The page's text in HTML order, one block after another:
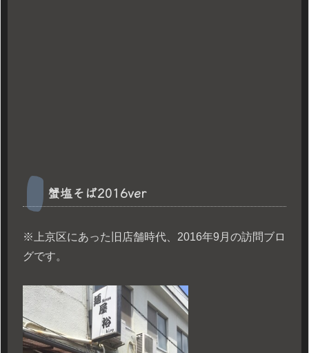
蟹塩そば2016ver
※上京区にあった旧店舗時代、2016年9月の訪問ブロ
グです。